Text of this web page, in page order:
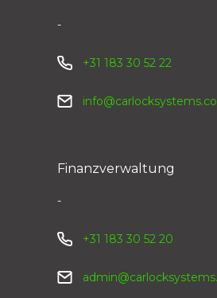
-
+31 183 30 52 22
Finanzverwaltung
-
+31 183 30 52 20